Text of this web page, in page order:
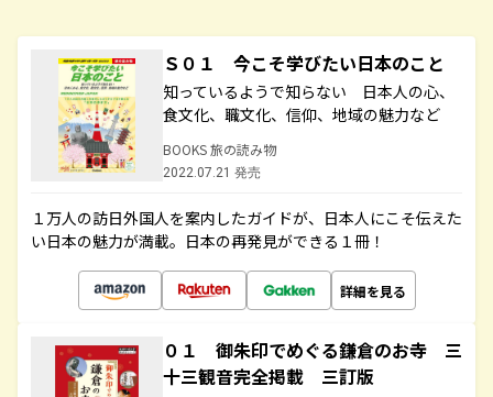
Ｓ０１ 今こそ学びたい日本のこと
知っているようで知らない 日本人の心、
食文化、職文化、信仰、地域の魅力など
BOOKS 旅の読み物
2022.07.21 発売
１万人の訪日外国人を案内したガイドが、日本人にこそ伝えた
い日本の魅力が満載。日本の再発見ができる１冊！
詳細を見る
０１ 御朱印でめぐる鎌倉のお寺 三
十三観音完全掲載 三訂版